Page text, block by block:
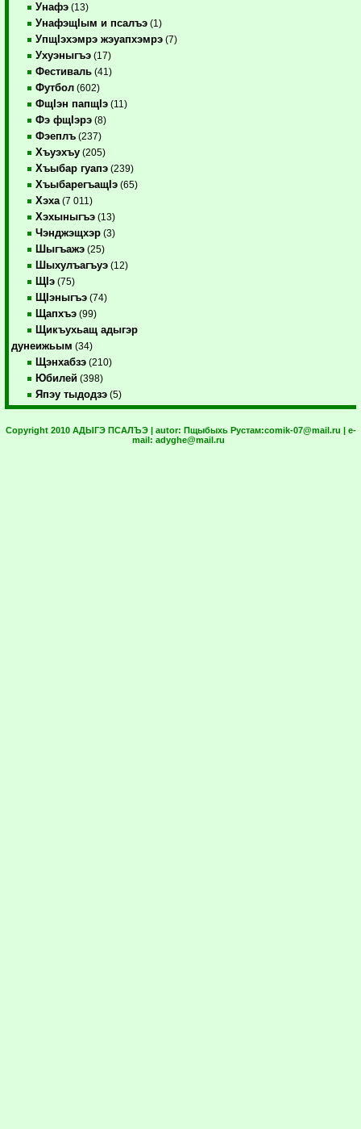
Унафэ (13)
УнафэщIым и псалъэ (1)
УпщIэхэмрэ жэуапхэмрэ (7)
Ухуэныгъэ (17)
Фестиваль (41)
Футбол (602)
ФщIэн папщIэ (11)
Фэ фщIэрэ (8)
Фэеплъ (237)
Хъуэхъу (205)
Хъыбар гуапэ (239)
ХъыбарегъащIэ (65)
Хэха (7 011)
Хэхыныгъэ (13)
Чэнджэщхэр (3)
Шыгъажэ (25)
Шыхулъагъуэ (12)
ЩIэ (75)
ЩIэныгъэ (74)
Щапхъэ (99)
Щикъухьащ адыгэр
дунеижьым (34)
Щэнхабзэ (210)
Юбилей (398)
Япэу тыдодзэ (5)
Copyright 2010 АДЫГЭ ПСАЛЪЭ | autor: Пщыбыхь Рустам:comik-07@mail.ru | e-
mail: adyghe@mail.ru